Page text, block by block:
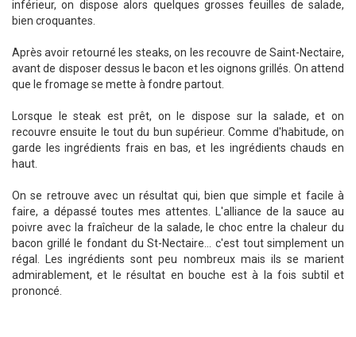
inférieur, on dispose alors quelques grosses feuilles de salade,
bien croquantes.
Après avoir retourné les steaks, on les recouvre de Saint-Nectaire,
avant de disposer dessus le bacon et les oignons grillés. On attend
que le fromage se mette à fondre partout.
Lorsque le steak est prêt, on le dispose sur la salade, et on
recouvre ensuite le tout du bun supérieur. Comme d'habitude, on
garde les ingrédients frais en bas, et les ingrédients chauds en
haut.
On se retrouve avec un résultat qui, bien que simple et facile à
faire, a dépassé toutes mes attentes. L'alliance de la sauce au
poivre avec la fraîcheur de la salade, le choc entre la chaleur du
bacon grillé le fondant du St-Nectaire... c'est tout simplement un
régal. Les ingrédients sont peu nombreux mais ils se marient
admirablement, et le résultat en bouche est à la fois subtil et
prononcé.